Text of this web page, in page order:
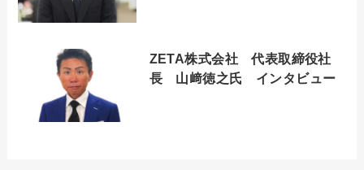
ZETA株式会社 代表取締役社
長 山﨑徳之氏 インタビュー